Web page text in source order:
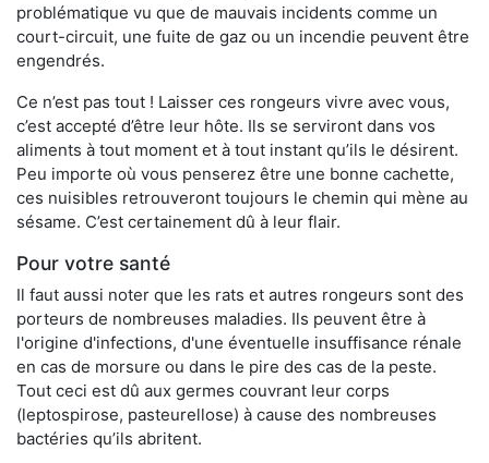
problématique vu que de mauvais incidents comme un
court-circuit, une fuite de gaz ou un incendie peuvent être
engendrés.
Ce n’est pas tout ! Laisser ces rongeurs vivre avec vous,
c’est accepté d’être leur hôte. Ils se serviront dans vos
aliments à tout moment et à tout instant qu’ils le désirent.
Peu importe où vous penserez être une bonne cachette,
ces nuisibles retrouveront toujours le chemin qui mène au
sésame. C’est certainement dû à leur flair.
Pour votre santé
Il faut aussi noter que les rats et autres rongeurs sont des
porteurs de nombreuses maladies. Ils peuvent être à
l'origine d'infections, d'une éventuelle insuffisance rénale
en cas de morsure ou dans le pire des cas de la peste.
Tout ceci est dû aux germes couvrant leur corps
(leptospirose, pasteurellose) à cause des nombreuses
bactéries qu’ils abritent.